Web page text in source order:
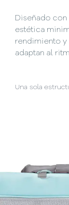
Diseñado con
estética
rendimiento
adaptan al
Una sola